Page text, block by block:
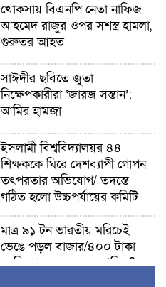
খোকসায় বিএনপি নেতা নাফিজ
আহমেদ রাজুর ওপর সশস্ত্র হামলা,
গুরুতর আহত
সাঈদীর ছবিতে জুতা
নিক্ষেপকারীরা ‘জারজ সন্তান’:
আমির হামজা
ইসলামী বিশ্ববিদ্যালয়র ৪৪
শিক্ষককে ঘিরে দেশব্যাপী গোপন
তৎপরতার অভিযোগ/ তদন্তে
গঠিত হলো উচ্চপর্যায়ের কমিটি
মাত্র ৯১ টন ভারতীয় মরিচেই
ভেঙে পড়ল বাজার/৪০০ টাকা
কেজি দাম কে ধরে রেখেছিল?